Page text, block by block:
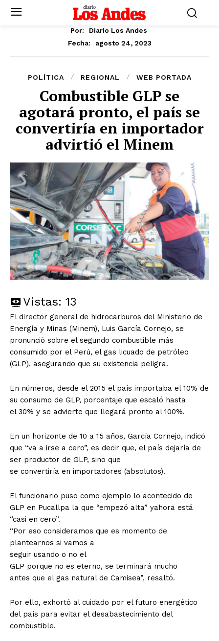
Por:
Diario Los Andes
Fecha:
agosto 24, 2023
POLÍTICA REGIONAL WEB PORTADA
Combustible GLP se
agotará pronto, el país se
convertiría en importador
advirtió el Minem
Vistas: 13
El director general de hidrocarburos del Ministerio de
Energía y Minas (Minem), Luis García Cornejo, se
pronunció sobre el segundo combustible más
consumido por el Perú, el gas licuado de petróleo
(GLP), asegurando que su existencia peligra.
En números, desde el 2015 el país importaba el 10% de
su consumo de GLP, porcentaje que escaló hasta
el 30% y se advierte que llegará pronto al 100%.
En un horizonte de 10 a 15 años, García Cornejo, indicó
que “va a irse a cero”, es decir que, el país dejaría de
ser productor de GLP, sino que
se convertiría en importadores (absolutos).
El funcionario puso como ejemplo lo acontecido de
GLP en Pucallpa la que “empezó alta” yahora está
“casi en cero”.
“Por eso consideramos que es momento de
plantearnos si vamos a
seguir usando o no el
GLP porque no es eterno, se terminará mucho
antes que el gas natural de Camisea”, resaltó.
Por ello, exhortó al cuidado por el futuro energético
del país para evitar el desabastecimiento del
combustible.